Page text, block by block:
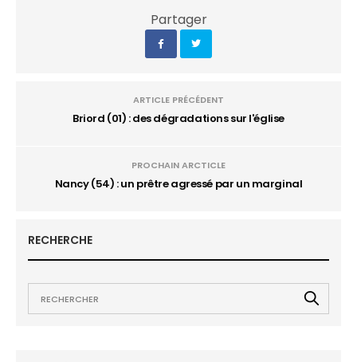
Partager
ARTICLE PRÉCÉDENT
Briord (01) : des dégradations sur l'église
PROCHAIN ARCTICLE
Nancy (54) : un prêtre agressé par un marginal
RECHERCHE